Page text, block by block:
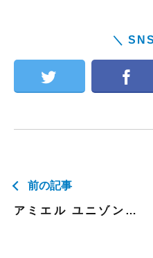
＼
前の記事
アミエル ユニゾンプラザ店臨時休業のお知らせ